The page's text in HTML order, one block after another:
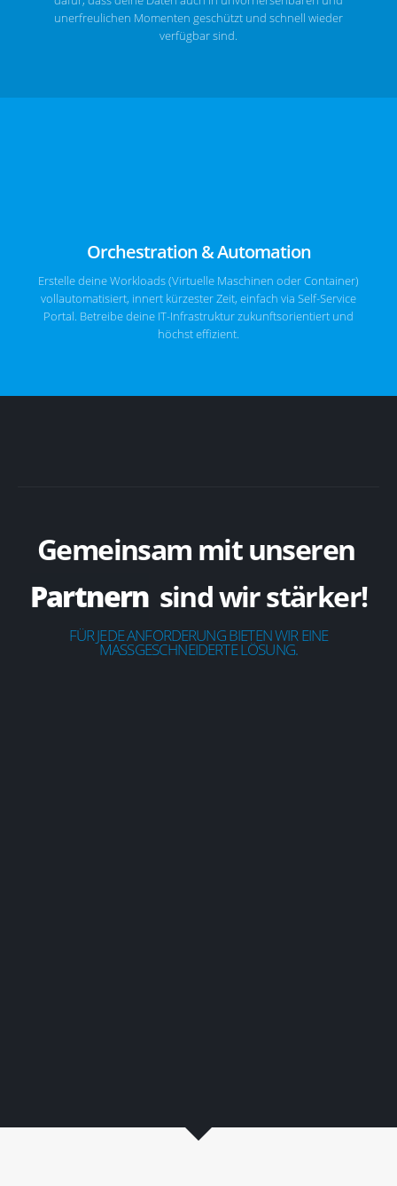
unerfreulichen Momenten geschützt und schnell wieder
verfügbar sind.
Orchestration & Automation
Erstelle deine Workloads (Virtuelle Maschinen oder Container)
vollautomatisiert, innert kürzester Zeit, einfach via Self-Service
Portal. Betreibe deine IT-Infrastruktur zukunftsorientiert und
höchst effizient.
Gemeinsam mit unseren
Partnern sind wir stärker!
FÜR JEDE ANFORDERUNG BIETEN WIR EINE
MASSGESCHNEIDERTE LÖSUNG.